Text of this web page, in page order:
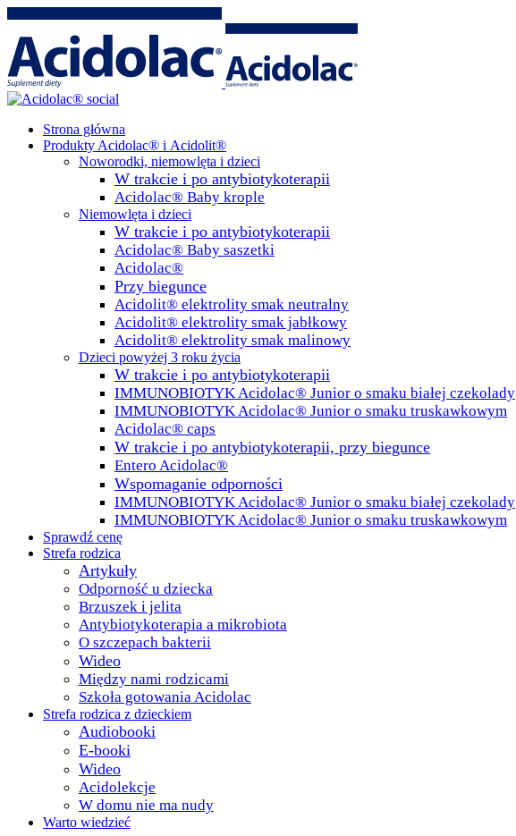
Strona główna
Produkty Acidolac® i Acidolit®
Noworodki, niemowlęta i dzieci
W trakcie i po antybiotykoterapii
Acidolac® Baby krople
Niemowlęta i dzieci
W trakcie i po antybiotykoterapii
Acidolac® Baby saszetki
Acidolac®
Przy biegunce
Acidolit® elektrolity smak neutralny
Acidolit® elektrolity smak jabłkowy
Acidolit® elektrolity smak malinowy
Dzieci powyżej 3 roku życia
W trakcie i po antybiotykoterapii
IMMUNOBIOTYK Acidolac® Junior o smaku białej czekolady
IMMUNOBIOTYK Acidolac® Junior o smaku truskawkowym
Acidolac® caps
W trakcie i po antybiotykoterapii, przy biegunce
Entero Acidolac®
Wspomaganie odporności
IMMUNOBIOTYK Acidolac® Junior o smaku białej czekolady
IMMUNOBIOTYK Acidolac® Junior o smaku truskawkowym
Sprawdź cenę
Strefa rodzica
Artykuły
Odporność u dziecka
Brzuszek i jelita
Antybiotykoterapia a mikrobiota
O szczepach bakterii
Wideo
Między nami rodzicami
Szkoła gotowania Acidolac
Strefa rodzica z dzieckiem
Audiobooki
E-booki
Wideo
Acidolekcje
W domu nie ma nudy
Warto wiedzieć